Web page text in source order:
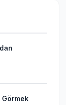
Görmek